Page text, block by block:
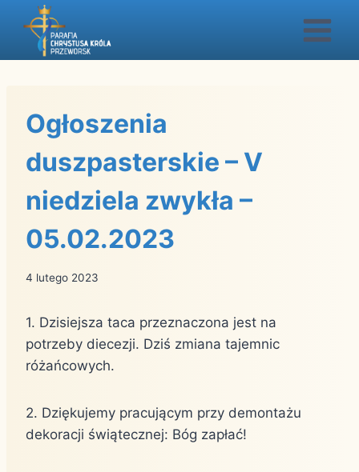
Przejdź
Ogłoszenia
duszpasterskie – V
niedziela zwykła –
05.02.2023
4 lutego 2023
1. Dzisiejsza taca przeznaczona jest na
potrzeby diecezji. Dziś zmiana tajemnic
różańcowych.
2. Dziękujemy pracującym przy demontażu
dekoracji świątecznej: Bóg zapłać!